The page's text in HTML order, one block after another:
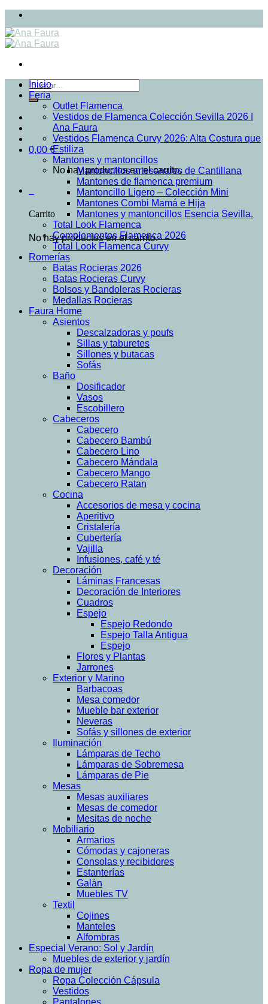
Skip
content
Buscar
por:
0,00 € 0
No hay productos en el carrito.
Carrito
No hay productos en el carrito.
Inicio
Feria
Outlet Flamenca
Vestidos de Flamenca Colección Sevilla 2026 I
Ana Faura
Vestidos Flamenca Curvy 2026: Alta Costura que
Estiliza
Mantones y mantoncillos
Mantoncillos artesanales de Cantillana
Mantones de flamenca premium
Mantoncillo Ligero – Colección Mini
Mantones Combi Mamá e Hija
Mantones y mantoncillos Esencia Sevilla.
Total Look Flamenca
Complementos Flamenca 2026
Total Look Flamenca Curvy
Romerías
Batas Rocieras 2026
Batas Rocieras Curvy
Bolsos y Bandoleras Rocieras
Medallas Rocieras
Faura Home
Asientos
Descalzadoras y poufs
Sillas y taburetes
Sillones y butacas
Sofás
Baño
Dosificador
Vasos
Escobillero
Cabeceros
Cabecero
Cabecero Bambú
Cabecero Lino
Cabecero Mándala
Cabecero Mango
Cabecero Ratan
Cocina
Accesorios de mesa y cocina
Aperitivo
Cristalería
Cubertería
Vajilla
Infusiones, café y té
Decoración
Láminas Francesas
Decoración de Interiores
Cuadros
Espejo
Espejo Redondo
Espejo Talla Antigua
Espejo
Flores y Plantas
Jarrones
Exterior y Marino
Barbacoas
Mesa comedor
Mueble bar exterior
Neveras
Sofás y sillones de exterior
Iluminación
Lámparas de Techo
Lámparas de Sobremesa
Lámparas de Pie
Mesas
Mesas auxiliares
Mesas de comedor
Mesitas de noche
Mobiliario
Armarios
Cómodas y cajoneras
Consolas y recibidores
Estanterías
Galán
Muebles TV
Textil
Cojines
Manteles
Alfombras
Especial Verano: Sol y Jardín
Muebles de exterior y jardín
Ropa de mujer
Ropa Colección Cápsula
Vestidos
Pantalones